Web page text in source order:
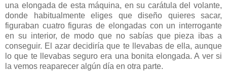
una elongada de esta máquina, en su carátula del volante,
donde habitualmente eliges que diseño quieres sacar,
figuraban cuatro figuras de elongadas con un interrogante
en su interior, de modo que no sabías que pieza ibas a
conseguir. El azar decidiría que te llevabas de ella, aunque
lo que te llevabas seguro era una bonita elongada. A ver si
la vemos reaparecer algún día en otra parte.